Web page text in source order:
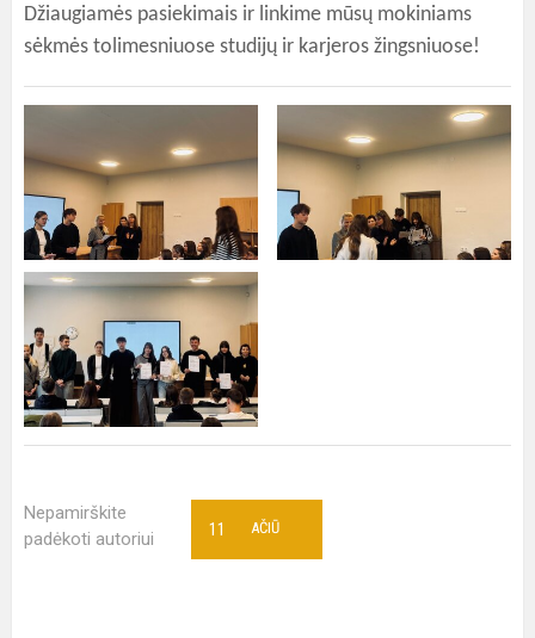
Džiaugiamės pasiekimais ir linkime mūsų mokiniams
sėkmės tolimesniuose studijų ir karjeros žingsniuose!
Nepamirškite
padėkoti autoriui
AČIŪ
11